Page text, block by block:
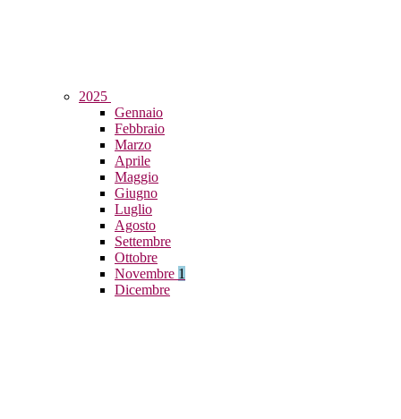
2025
Gennaio
Febbraio
Marzo
Aprile
Maggio
Giugno
Luglio
Agosto
Settembre
Ottobre
Novembre 1
Dicembre